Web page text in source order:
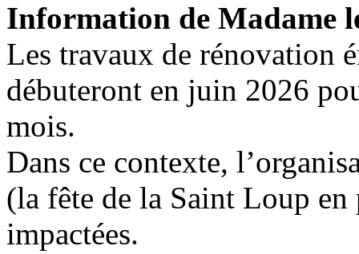
Information de Madame
Les travaux de rénovation
débuteront en juin 2026
mois.
Dans ce contexte,
(la fête de la Saint Loup
impactées.